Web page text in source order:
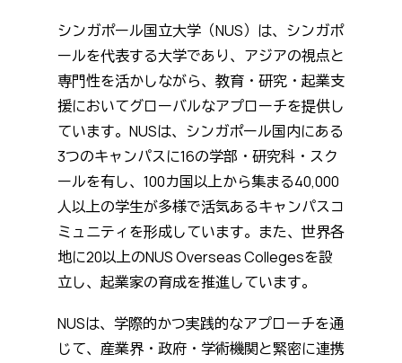
シンガポール国立大学（NUS）は、シンガポ
ールを代表する大学であり、アジアの視点と
専門性を活かしながら、教育・研究・起業支
援においてグローバルなアプローチを提供し
ています。NUSは、シンガポール国内にある
3つのキャンパスに16の学部・研究科・スク
ールを有し、100カ国以上から集まる40,000
人以上の学生が多様で活気あるキャンパスコ
ミュニティを形成しています。また、世界各
地に20以上のNUS Overseas Collegesを設
立し、起業家の育成を推進しています。
NUSは、学際的かつ実践的なアプローチを通
じて、産業界・政府・学術機関と緊密に連携